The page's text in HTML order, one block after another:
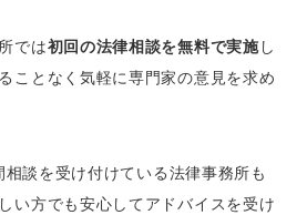
では初回の法律相談を無料で実施し
ことなく気軽に専門家の意見を求め
談を受け付けている法律事務所も
い方でも安心してアドバイスを受け